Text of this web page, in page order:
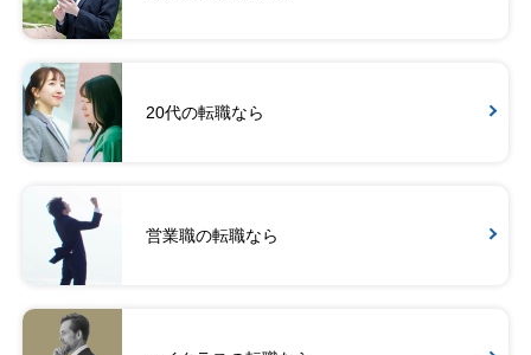
20代の転職なら
営業職の転職なら